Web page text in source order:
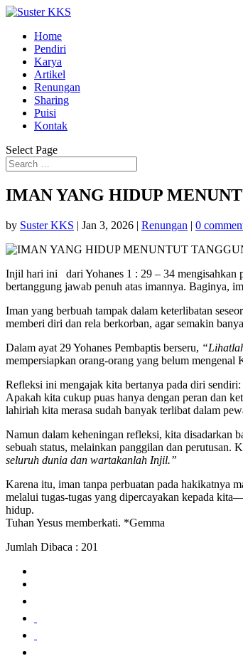
Home
Pendiri
Karya
Artikel
Renungan
Sharing
Puisi
Kontak
Select Page
IMAN YANG HIDUP
by Suster KKS | Jan 3, 2026 | Renungan | 0
Injil hari ini dari Yohanes 1 : 29 – 34 mengisahkan
bertanggung jawab penuh atas imannya. Baginya,
Iman yang berbuah tampak dalam keterlibatan
memberi diri dan rela berkorban, agar semakin
Dalam ayat 29 Yohanes Pembaptis berseru,
mempersiapkan orang-orang yang belum
Refleksi ini mengajak kita bertanya pada diri sendiri:
Apakah kita cukup puas hanya dengan peran dan
lahiriah kita merasa sudah banyak terlibat dalam
Namun dalam keheningan refleksi, kita disadarkan
sebuah status, melainkan panggilan dan perutusan.
seluruh dunia dan wartakanlah Injil.”
Karena itu, iman tanpa perbuatan pada hakikatnya
melalui tugas-tugas yang dipercayakan kepada
hidup.
Tuhan Yesus memberkati. *Gemma
Jumlah Dibaca : 201